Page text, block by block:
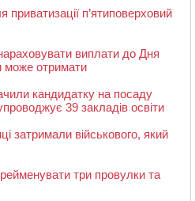
п’ятиповерховий
виплати до Дня
може отримати
кандидатку на посаду
39 закладів освіти
затримали військового, який
три провулки та